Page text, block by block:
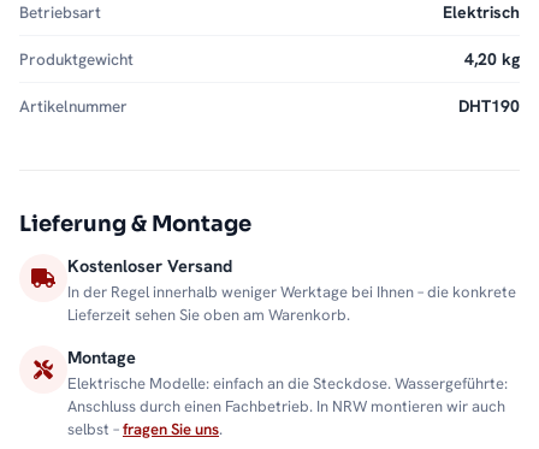
Betriebsart Elektrisch
Produktgewicht 4,20 kg
Artikelnummer DHT190
Lieferung & Montage
Kostenloser Versand
In der Regel innerhalb weniger Werktage bei Ihnen – die konkrete
Lieferzeit sehen Sie oben am Warenkorb.
Montage
Elektrische Modelle: einfach an die Steckdose. Wassergeführte:
Anschluss durch einen Fachbetrieb. In NRW montieren wir auch
selbst –fragen Sie uns.